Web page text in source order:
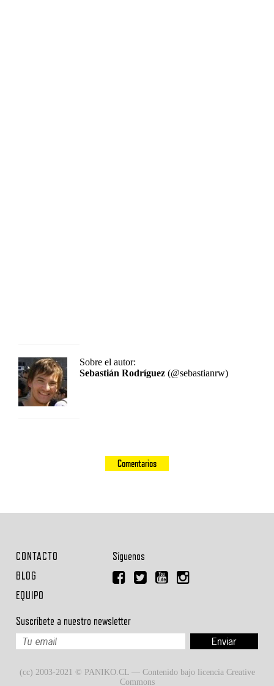
Sobre el autor:
Sebastián Rodríguez (@sebastianrw)
Comentarios
CONTACTO
BLOG
EQUIPO
Síguenos
Suscríbete a nuestro newsletter
(cc) 2003-2021 © PANIKO.CL — Contenido bajo licencia Creative
Commons